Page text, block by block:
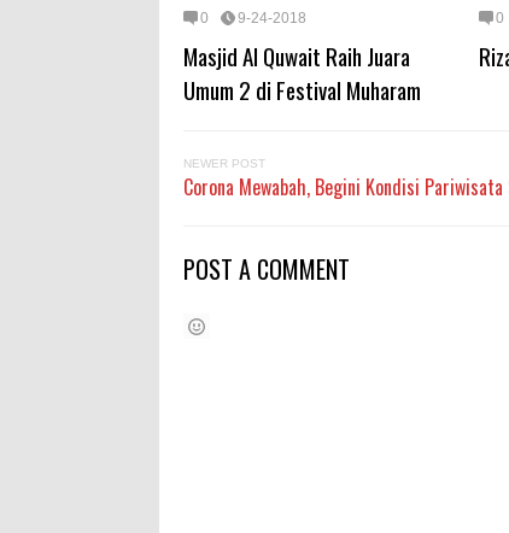
0 9-24-2018
Masjid Al Quwait Raih Juara
Umum 2 di Festival Muharam
0
NEWER POST
Corona Mewabah, Begini Kondisi Pariwisata
POST A COMMENT